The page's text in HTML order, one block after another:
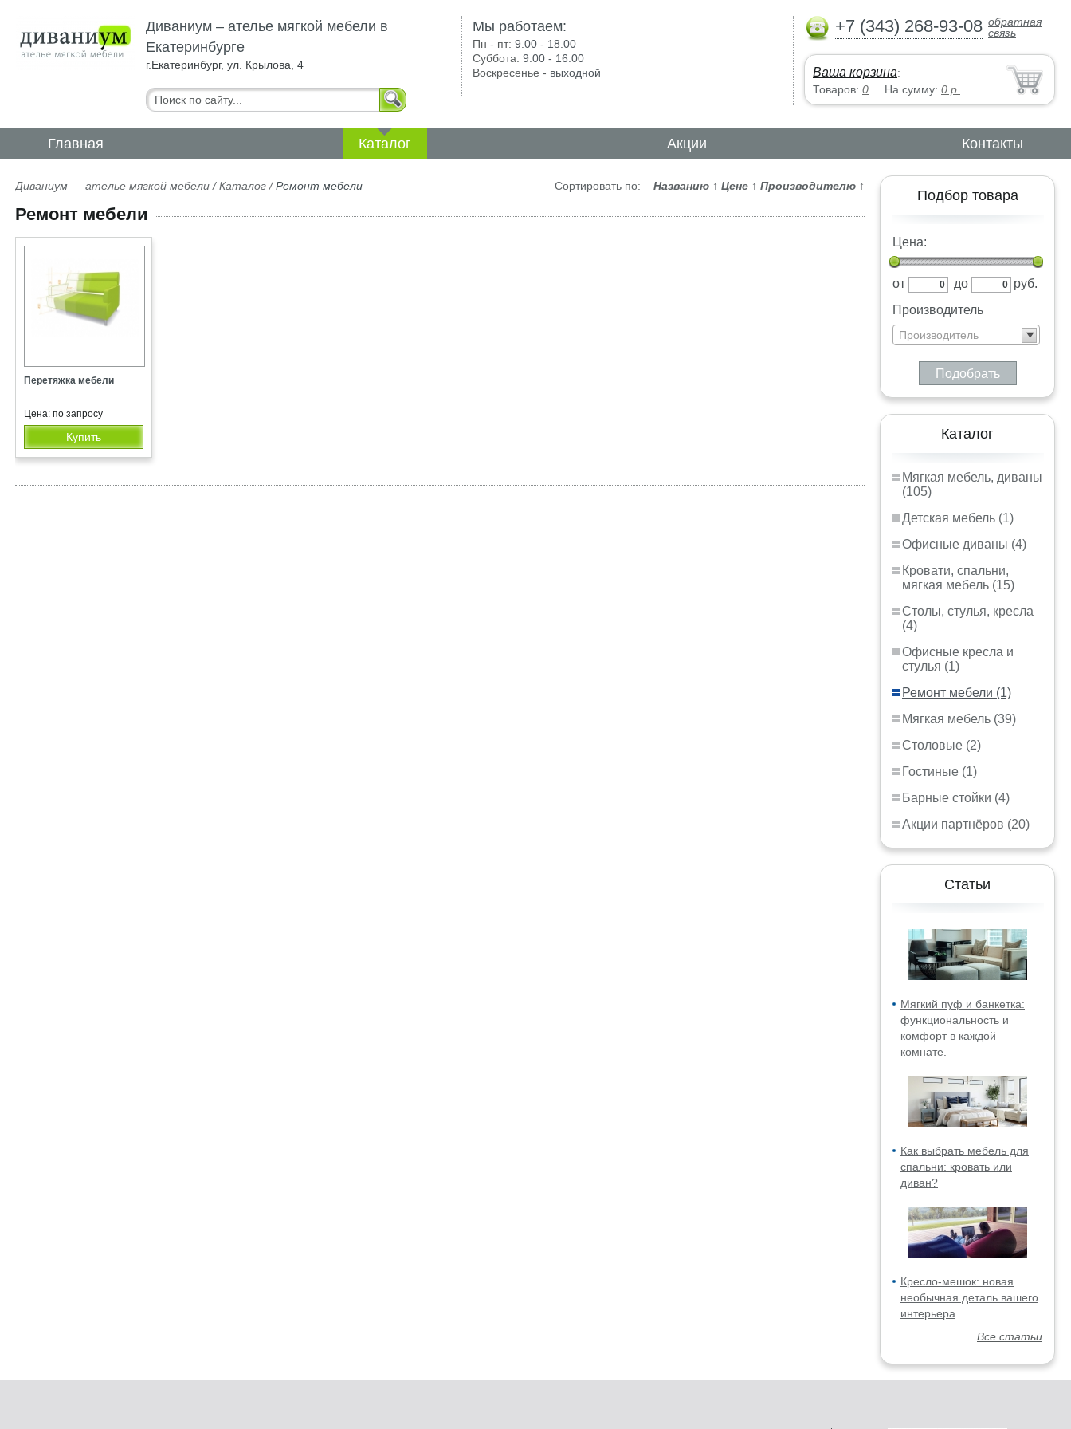
Диваниум – ателье мягкой мебели в
Екатеринбурге
г.Екатеринбург, ул. Крылова, 4
Мы работаем:
Пн - пт:9.00 - 18.00
Суббота:9:00 - 16:00
Воскресенье - выходной
+7 (343) 268-93-08 обратная
связь
Ваша корзина:
Товаров: 0 На сумму: 0 р.
Главная Каталог Акции Контакты
Подбор товара
Цена:
от до
руб.
Производитель
Производитель
Подобрать
Каталог
Мягкая мебель, диваны
(105)
Детская мебель (1)
Офисные диваны (4)
Кровати, спальни,
мягкая мебель (15)
Столы, стулья, кресла
(4)
Офисные кресла и
стулья (1)
Ремонт мебели (1)
Мягкая мебель (39)
Столовые (2)
Гостиные (1)
Барные стойки (4)
Акции партнёров (20)
Статьи
Мягкий пуф и банкетка:
функциональность и
комфорт в каждой
комнате.
Как выбрать мебель для
спальни: кровать или
диван?
Кресло-мешок: новая
необычная деталь вашего
интерьера
Все статьи
Сортировать по: Названию ↑ Цене ↑ Производителю ↑
Диваниум — ателье мягкой мебели /Каталог /Ремонт мебели
Ремонт мебели
Перетяжка мебели
Цена: по запросу
Купить